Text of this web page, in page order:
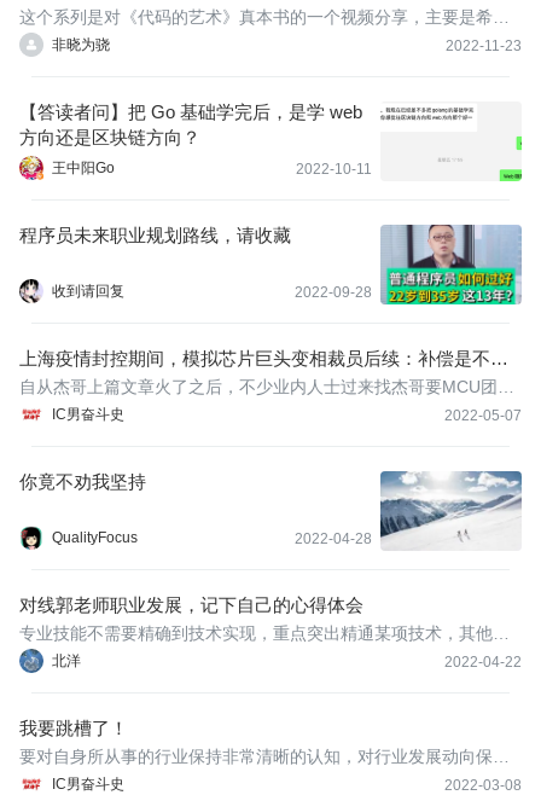
非晓为骁 2022-11-23
这个系列是对《代码的艺术》真本书的一个视频分享，主要是希望
通过聊天的方式和大家沟通一些关于软件工程能力上的问题，主要
【答读者问】把 Go 基础学完后，是学 web
方向还是区块链方向？
王中阳Go 2022-10-11
程序员未来职业规划路线，请收藏
收到请回复 2022-09-28
上海疫情封控期间，模拟芯片巨头变相裁员后续：补偿是不可
能补偿的！
IC男奋斗史 2022-05-07
自从杰哥上篇文章火了之后，不少业内人士过来找杰哥要MCU团队
前同事们的联系方式，纷纷表示想挖人。目前国内芯片行业的就业
你竟不劝我坚持
QualityFocus 2022-04-28
对线郭老师职业发展，记下自己的心得体会
北洋 2022-04-22
专业技能不需要精确到技术实现，重点突出精通某项技术，其他体
现我们的能力范围。
我要跳槽了！
IC男奋斗史 2022-03-08
要对自身所从事的行业保持非常清晰的认知，对行业发展动向保持
高度敏感。及时了解行业内有哪些优秀的企业脱颖而出，这些优秀